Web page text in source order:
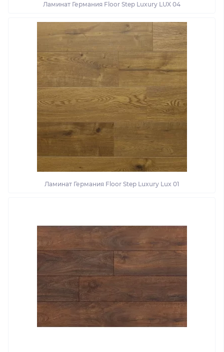
Ламинат Германия Floor Step Luxury LUX 04
Ламинат Германия Floor Step Luxury Lux 01